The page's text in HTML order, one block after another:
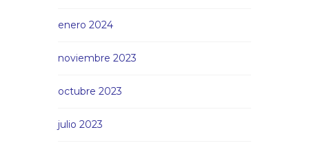
enero 2024
noviembre 2023
octubre 2023
julio 2023